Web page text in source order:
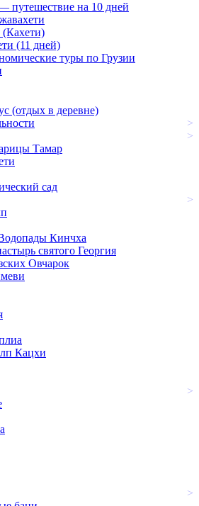
путешествие на 10 дней
(11 дней)
туры по Грузии
(отдых в деревне)
>
>
Тамар
сад
>
Кинчха
святого Георгия
Овчарок
Кацхи
>
>